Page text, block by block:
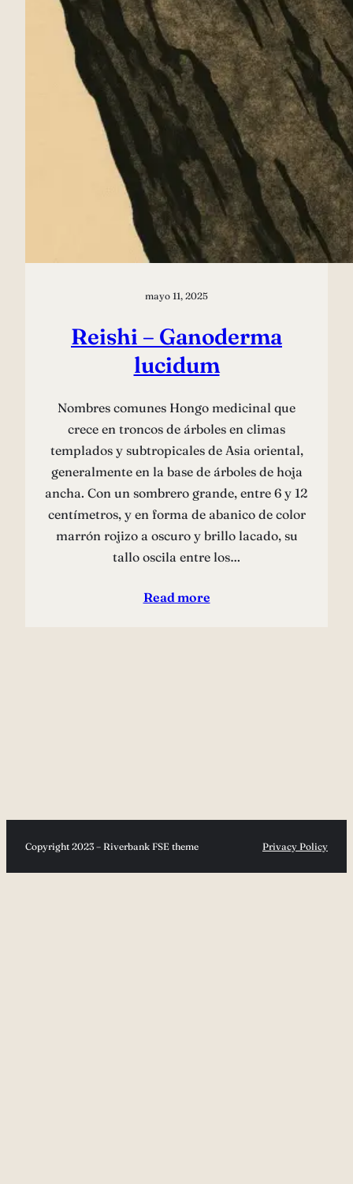
mayo 11, 2025
Reishi – Ganoderma
lucidum
Nombres comunes Hongo medicinal que
crece en troncos de árboles en climas
templados y subtropicales de Asia oriental,
generalmente en la base de árboles de hoja
ancha. Con un sombrero grande, entre 6 y 12
centímetros, y en forma de abanico de color
marrón rojizo a oscuro y brillo lacado, su
tallo oscila entre los…
Read more
Copyright 2023 – Riverbank FSE theme Privacy Policy